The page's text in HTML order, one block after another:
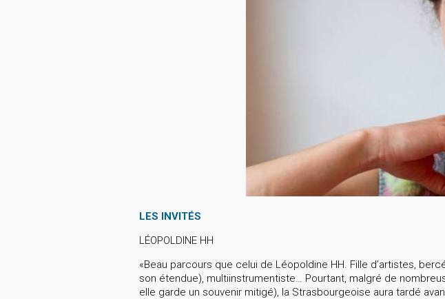
LES INVITÉS
LÉOPOLDINE HH
«Beau parcours que celui de Léopoldine HH. Fille d’artistes,
son étendue), multiinstrumentiste… Pourtant, malgré de
elle garde un souvenir mitigé), la Strasbourgeoise aura tardé